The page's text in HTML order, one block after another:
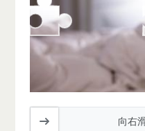
向右